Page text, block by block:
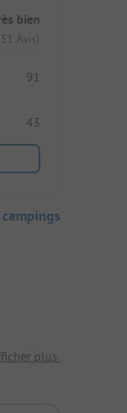
bien
Avis)
91
43
plus.